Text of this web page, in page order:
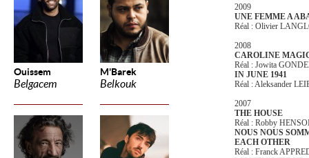
Ouissem
Belgacem
M'Barek
Belkouk
2009
UNE FEMME A
Réal : Olivier
2008
CAROLINE
Réal : Jowita
IN JUNE 1941
Réal : Aleksander
2007
THE HOUSE
Réal : Robby
NOUS NOUS
EACH OTHER
Réal : Franck